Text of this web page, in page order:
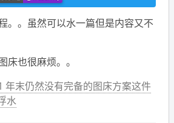
。。虽然可以水一篇但是内容又不
床也很麻烦。。
年末仍然没有完备的图床方案这件
水